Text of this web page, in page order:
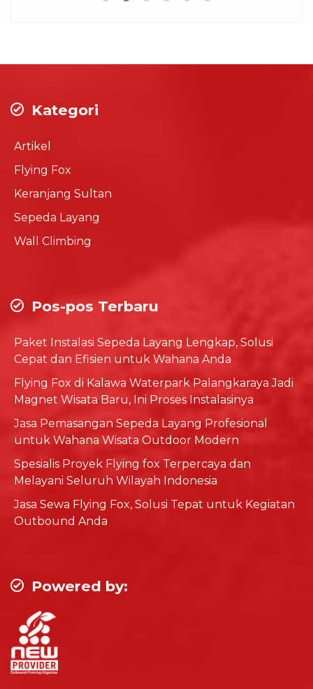
Kategori
Artikel
Flying Fox
Keranjang Sultan
Sepeda Layang
Wall Climbing
Pos-pos Terbaru
Paket Instalasi Sepeda Layang Lengkap, Solusi
Cepat dan Efisien untuk Wahana Anda
Flying Fox di Kalawa Waterpark Palangkaraya Jadi
Magnet Wisata Baru, Ini Proses Instalasinya
Jasa Pemasangan Sepeda Layang Profesional
untuk Wahana Wisata Outdoor Modern
Spesialis Proyek Flying fox Terpercaya dan
Melayani Seluruh Wilayah Indonesia
Jasa Sewa Flying Fox, Solusi Tepat untuk Kegiatan
Outbound Anda
Powered by: